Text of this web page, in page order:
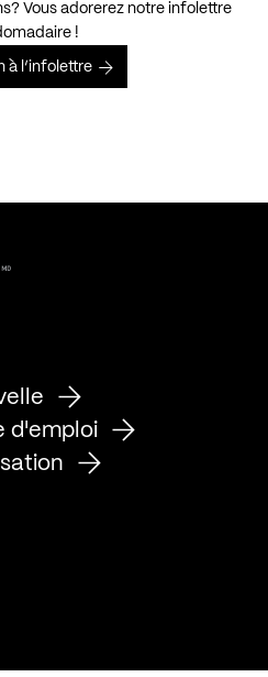
Vous adorerez notre infolettre
!
à l’infolettre
d'emploi